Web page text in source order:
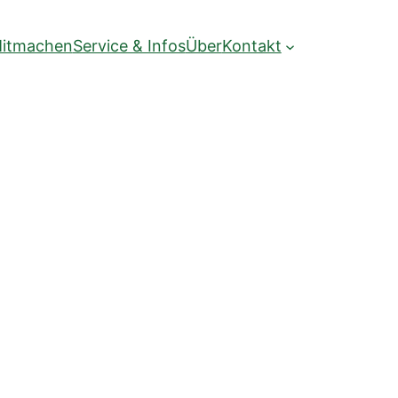
Service & InfosÜberKontakt